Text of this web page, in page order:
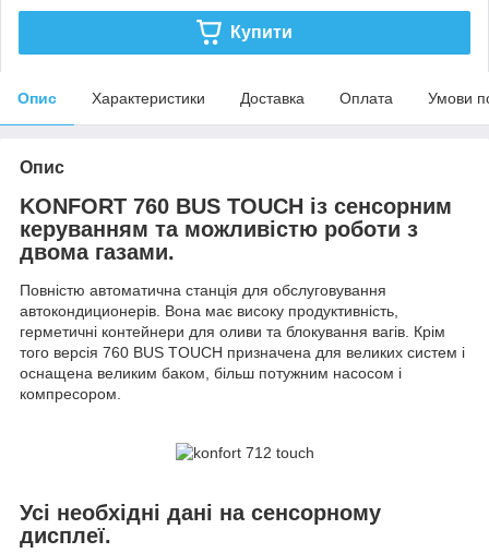
Купити
Опис Характеристики Доставка Оплата Умови
Опис
KONFORT 760 BUS TOUCH із сенсорним
керуванням та можливістю роботи з
двома газами.
Повністю автоматична станція для обслуговування
автокондиционерів. Вона має високу продуктивність,
герметичні контейнери для оливи та блокування вагів. Крім
того версія 760 BUS TOUCH призначена для великих систем і
оснащена великим баком, більш потужним насосом і
компресором.
Усі необхідні дані на сенсорному
дисплеї.